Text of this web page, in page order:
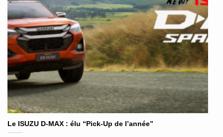
Le ISUZU D-MAX : élu “Pick-Up de l’année”